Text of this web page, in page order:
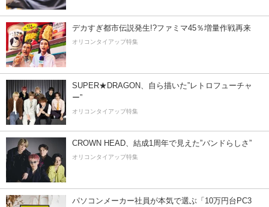
デカすぎ都市伝説発生!?ファミマ45％増量作戦再来
オリコンタイアップ特集
SUPER★DRAGON、自ら描いた”レトロフューチャ
ー”
オリコンタイアップ特集
CROWN HEAD、結成1周年で見えた”バンドらしさ”
オリコンタイアップ特集
パソコンメーカー社員が本気で選ぶ「10万円台PC3